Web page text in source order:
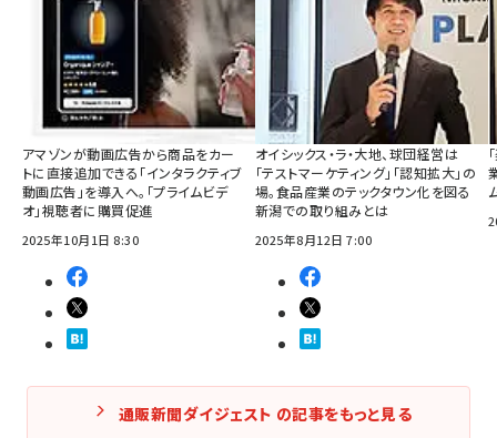
アマゾンが動画広告から商品をカー
トに直接追加できる「インタラクティブ
動画広告」を導入へ。「プライムビデ
オ」視聴者に購買促進
2025年10月1日 8:30
オイシックス・ラ・大地、球団経営は
「テストマーケティング」「認知拡大」の
場。食品産業のテックタウン化を図る
新潟での取り組みとは
2025年8月12日 7:00
通販新聞ダイジェスト の記事をもっと見る